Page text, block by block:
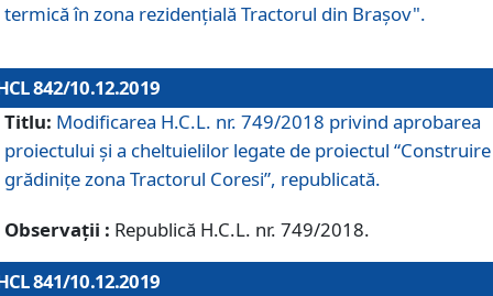
termică în zona rezidenţială Tractorul din Braşov".
842/10.12.2019
Titlu: Modificarea H.C.L. nr. 749/2018 privind aprobarea
proiectului și a cheltuielilor legate de proiectul “Construire
grădinițe zona Tractorul Coresi”, republicată.
Observații : Republică H.C.L. nr. 749/2018.
841/10.12.2019